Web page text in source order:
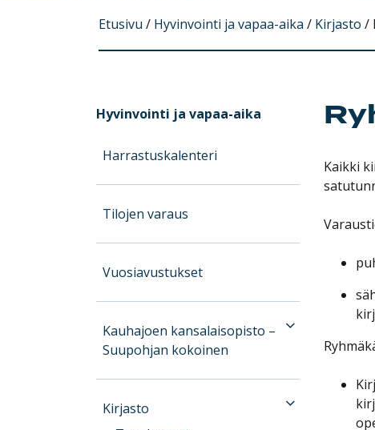
Etusivu / Hyvinvointi ja vapaa-aika / Kirjasto /
Hyvinvointi ja vapaa-aika
Harrastuskalenteri
Tilojen varaus
Vuosiavustukset
Kauhajoen kansalaisopisto –
Suupohjan kokoinen
Kirjasto
Kaikki